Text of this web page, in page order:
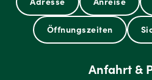
Öffnungszeiten
Anfahrt &